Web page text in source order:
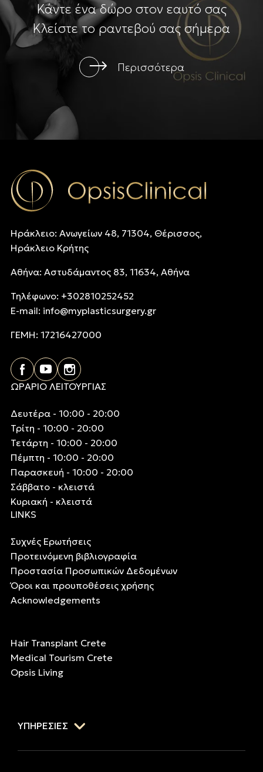
Κάντε ένα δώρο στον εαυτό σας
Κλείστε το ραντεβού σας σήμερα
Περισσότερα
Ηράκλειο: Ανωγείων 48, 71304, Θέρισσος,
Ηράκλειο Κρήτης
Αθήνα: Αστυδάμαντος 83, 11634, Αθήνα
Τηλέφωνo: +302810252452
E-mail: info@myplasticsurgery.gr
ΓΕΜΗ: 17216427000
ΩΡΑΡΙΟ ΛΕΙΤΟΥΡΓΙΑΣ
Δευτέρα - 10:00 - 20:00
Τρίτη - 10:00 - 20:00
Τετάρτη - 10:00 - 20:00
Πέμπτη - 10:00 - 20:00
Παρασκευή - 10:00 - 20:00
Σάββατο - κλειστά
Κυριακή - κλειστά
LINKS
Συχνές Ερωτήσεις
Προτεινόμενη βιβλιογραφία
Προστασία Προσωπικών Δεδομένων
Όροι και προυποθέσεις χρήσης
Acknowledgements
Hair Transplant Crete
Medical Tourism Crete
Opsis Living
ΥΠΗΡΕΣΙΕΣ